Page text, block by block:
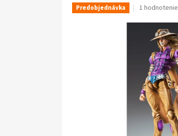
Predobjednávka
Priemerné
produktu
hviezdičiek.
1 hodnotenie